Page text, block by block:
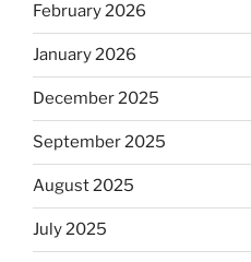
February 2026
January 2026
December 2025
September 2025
August 2025
July 2025